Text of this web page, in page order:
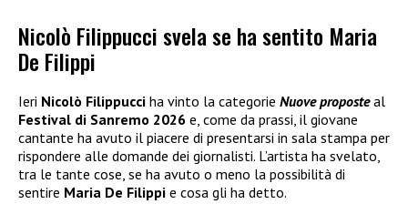
Nicolò Filippucci svela se ha sentito Maria
De Filippi
Ieri Nicolò Filippucci ha vinto la categorie Nuove proposteal
Festival di Sanremo 2026 e, come da prassi, il giovane
cantante ha avuto il piacere di presentarsi in sala stampa per
rispondere alle domande dei giornalisti. L’artista ha svelato,
tra le tante cose, se ha avuto o meno la possibilità di
sentire Maria De Filippi e cosa gli ha detto.